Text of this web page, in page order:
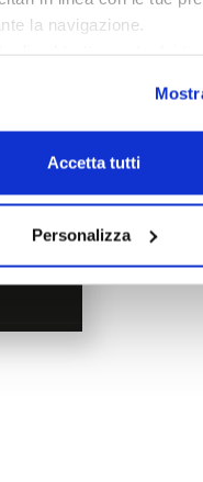
la navigazione.
cookie, ti invitiamo a
.
tramite la “X” prosegui
Selezionando
profilazione che potrai
Accetta tutti
Personalizza
STRANIERA